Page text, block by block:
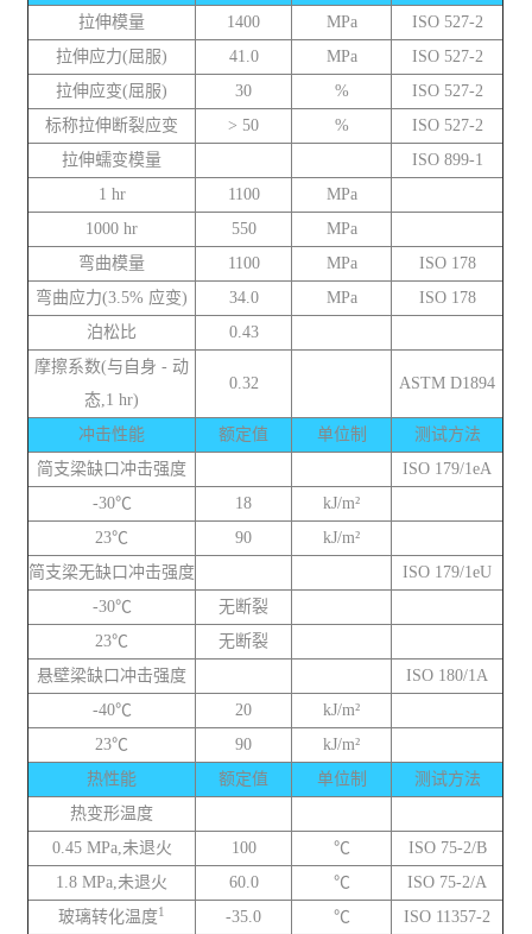
拉伸模量 1400 MPa
ISO 527-2
拉伸应力(屈服)
41.0 MPa
ISO 527-2
拉伸应变(屈服)
30 %
ISO 527-2
标称拉伸断裂应变
> 50 %
ISO 527-2
拉伸蠕变模量
ISO 899-1
1 hr
1100
MPa
1000 hr
550
MPa
弯曲模量
1100 MPa
ISO 178
弯曲应力(3.5% 应变)
34.0 MPa
ISO 178
泊松比
0.43
摩擦系数(与自身 - 动
态,1 hr)
0.32 ASTM D1894
冲击性能 额定值 单位制
测试方法
简支梁缺口冲击强度
ISO 179/1eA
-30℃
18
kJ/m²
23℃
90
kJ/m²
简支梁无缺口冲击强度
ISO 179/1eU
-30℃
无断裂
23℃
无断裂
悬壁梁缺口冲击强度
ISO 180/1A
-40℃
20
kJ/m²
23℃
90
kJ/m²
热性能
额定值 单位制
测试方法
热变形温度
0.45 MPa,未退火
100 ℃
ISO 75-2/B
1.8 MPa,未退火
60.0 ℃
ISO 75-2/A
玻璃转化温度1 -35.0 ℃
ISO 11357-2